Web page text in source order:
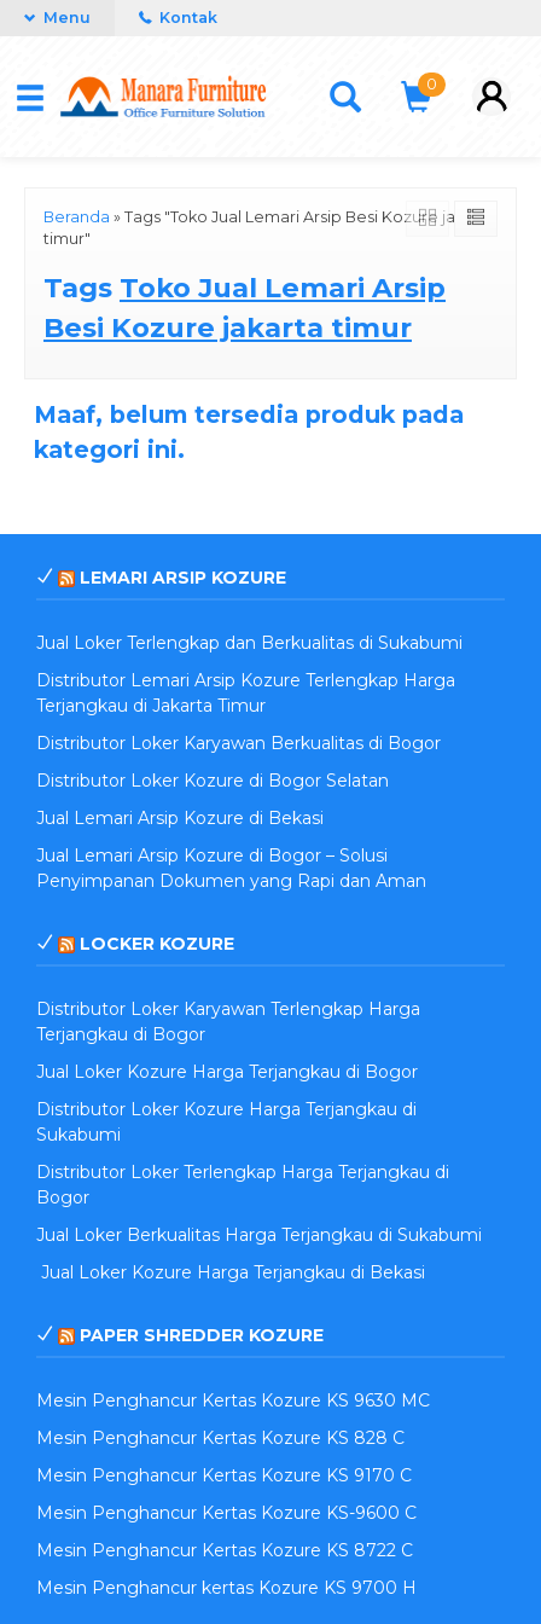
Menu Kontak
0
Beranda » Tags "Toko Jual Lemari Arsip Besi Kozure jakarta
timur"
Tags Toko Jual Lemari Arsip
Besi Kozure jakarta timur
Maaf, belum tersedia produk pada
kategori ini.
LEMARI ARSIP KOZURE
Jual Loker Terlengkap dan Berkualitas di Sukabumi
Distributor Lemari Arsip Kozure Terlengkap Harga
Terjangkau di Jakarta Timur
Distributor Loker Karyawan Berkualitas di Bogor
Distributor Loker Kozure di Bogor Selatan
Jual Lemari Arsip Kozure di Bekasi
Jual Lemari Arsip Kozure di Bogor – Solusi
Penyimpanan Dokumen yang Rapi dan Aman
LOCKER KOZURE
Distributor Loker Karyawan Terlengkap Harga
Terjangkau di Bogor
Jual Loker Kozure Harga Terjangkau di Bogor
Distributor Loker Kozure Harga Terjangkau di
Sukabumi
Distributor Loker Terlengkap Harga Terjangkau di
Bogor
Jual Loker Berkualitas Harga Terjangkau di Sukabumi
Jual Loker Kozure Harga Terjangkau di Bekasi
PAPER SHREDDER KOZURE
Mesin Penghancur Kertas Kozure KS 9630 MC
Mesin Penghancur Kertas Kozure KS 828 C
Mesin Penghancur Kertas Kozure KS 9170 C
Mesin Penghancur Kertas Kozure KS-9600 C
Mesin Penghancur Kertas Kozure KS 8722 C
Mesin Penghancur kertas Kozure KS 9700 H